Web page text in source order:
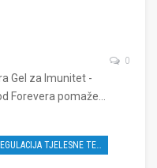
0
Gel za Imunitet -
Forevera pomaže…
REGULACIJA TJELESNE TEŽINE